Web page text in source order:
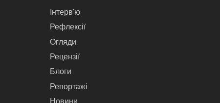
Інтерв'ю
Рефлексії
Огляди
Рецензії
Блоги
Репортажі
Новини